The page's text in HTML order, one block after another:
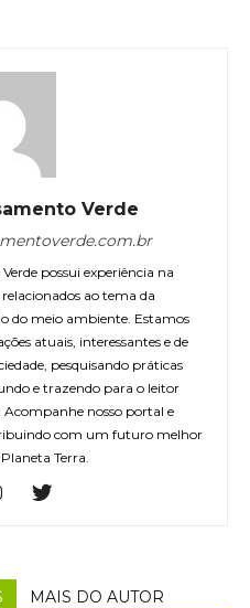
Verde
possui experiência na
ao tema da
do meio ambiente. Estamos
atuais, interessantes e de
pesquisando práticas
e trazendo para o leitor
nosso portal e
com um futuro melhor
Terra.
MAIS DO AUTOR